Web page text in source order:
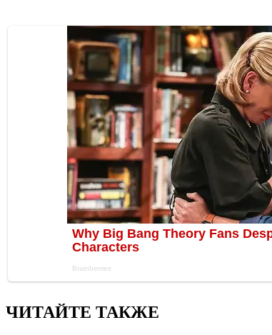
ЧИТАЙТЕ ТАКЖЕ